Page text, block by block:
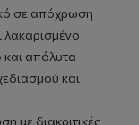
σε απόχρωση
λακαρισμένο
και απόλυτα
και
με διακριτικές